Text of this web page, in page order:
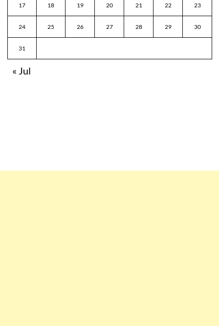
17 18 19 20 21 22 23
24 25 26 27 28 29 30
31
« Jul